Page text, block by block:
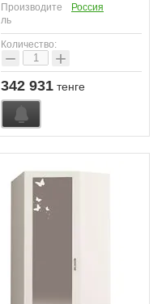
Производите
ль
Россия
Количество:
− +
342 931 тенге